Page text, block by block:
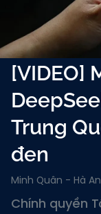
[VIDEO]
Trung
đen
Minh Quân - Hà
Chính quyền